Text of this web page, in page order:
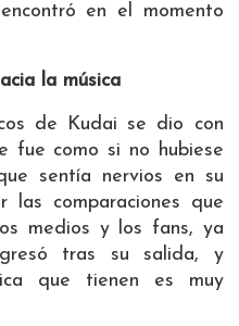
en el momento
la música
de Kudai se dio con
fue como si no hubiese
sentía nervios en su
las comparaciones que
medios y los fans, ya
tras su salida, y
que tienen es muy